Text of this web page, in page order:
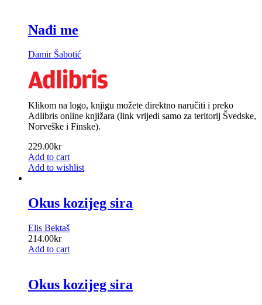
Nađi me
Damir Šabotić
Klikom na logo, knjigu možete direktno naručiti i preko
Adlibris online knjižara (link vrijedi samo za teritorij Švedske,
Norveške i Finske).
229.00kr
Add to cart
Add to wishlist
Okus kozijeg sira
Elis Bektaš
214.00kr
Add to cart
Okus kozijeg sira